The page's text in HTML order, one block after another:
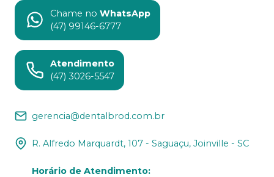
Chame no WhatsApp
(47) 99146-6777
Atendimento
(47) 3026-5547
gerencia@dentalbrod.com.br
R. Alfredo Marquardt, 107 - Saguaçu, Joinville - SC
Horário de Atendimento: